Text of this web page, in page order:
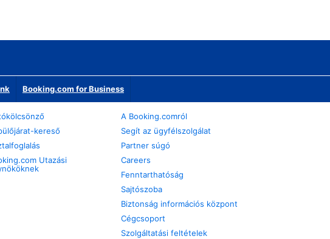
Booking.com for Business
kereső
Utazási
A Booking.comról
Segít az ügyfélszolgálat
Partner súgó
Careers
Fenntarthatóság
Sajtószoba
Biztonság információs központ
Cégcsoport
Szolgáltatási feltételek